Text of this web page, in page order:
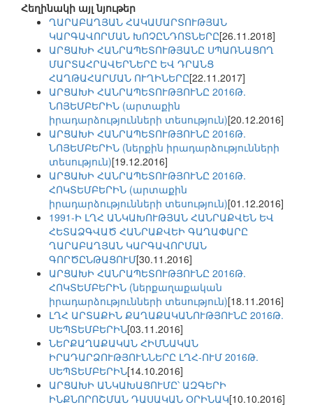
Հեղինակի այլ նյութեր
ՂԱՐԱԲԱՂՅԱՆ ՀԱԿԱՄԱՐՏՈՒԹՅԱՆ
ԿԱՐԳԱՎՈՐՄԱՆ ԽՈՉԸՆԴՈՏՆԵՐԸ[26.11.2018]
ԱՐՑԱԽԻ ՀԱՆՐԱՊԵՏՈՒԹՅԱՆԸ ՍՊԱՌՆԱՑՈՂ
ՄԱՐՏԱՀՐԱՎԵՐՆԵՐԸ ԵՎ ԴՐԱՆՑ
ՀԱՂԹԱՀԱՐՄԱՆ ՈՒՂԻՆԵՐԸ[22.11.2017]
ԱՐՑԱԽԻ ՀԱՆՐԱՊԵՏՈՒԹՅՈՒՆԸ 2016Թ.
ՆՈՅԵՄԲԵՐԻՆ (արտաքին
իրադարձությունների տեսություն)[20.12.2016]
ԱՐՑԱԽԻ ՀԱՆՐԱՊԵՏՈՒԹՅՈՒՆԸ 2016Թ.
ՆՈՅԵՄԲԵՐԻՆ (ներքին իրադարձությունների
տեսություն)[19.12.2016]
ԱՐՑԱԽԻ ՀԱՆՐԱՊԵՏՈՒԹՅՈՒՆԸ 2016Թ.
ՀՈԿՏԵՄԲԵՐԻՆ (արտաքին
իրադարձությունների տեսություն)[01.12.2016]
1991-Ի ԼՂՀ ԱՆԿԱԽՈՒԹՅԱՆ ՀԱՆՐԱՔՎԵՆ ԵՎ
ՀԵՏԱՁԳՎԱԾ ՀԱՆՐԱՔՎԵԻ ԳԱՂԱՓԱՐԸ
ՂԱՐԱԲԱՂՅԱՆ ԿԱՐԳԱՎՈՐՄԱՆ
ԳՈՐԾԸՆԹԱՑՈՒՄ[30.11.2016]
ԱՐՑԱԽԻ ՀԱՆՐԱՊԵՏՈՒԹՅՈՒՆԸ 2016Թ.
ՀՈԿՏԵՄԲԵՐԻՆ (ներքաղաքական
իրադարձությունների տեսություն)[18.11.2016]
ԼՂՀ ԱՐՏԱՔԻՆ ՔԱՂԱՔԱԿԱՆՈՒԹՅՈՒՆԸ 2016Թ.
ՍԵՊՏԵՄԲԵՐԻՆ[03.11.2016]
ՆԵՐՔԱՂԱՔԱԿԱՆ ՀԻՄՆԱԿԱՆ
ԻՐԱԴԱՐՁՈՒԹՅՈՒՆՆԵՐԸ ԼՂՀ-ՈՒՄ 2016Թ.
ՍԵՊՏԵՄԲԵՐԻՆ[14.10.2016]
ԱՐՑԱԽԻ ԱՆԿԱԽԱՑՈՒՄԸ՝ ԱԶԳԵՐԻ
ԻՆՔՆՈՐՈՇՄԱՆ ԴԱՍԱԿԱՆ ՕՐԻՆԱԿ[10.10.2016]